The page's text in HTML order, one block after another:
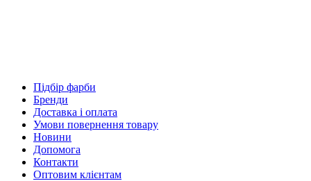
Підбір фарби
Бренди
Доставка і оплата
Умови повернення товару
Новини
Допомога
Контакти
Оптовим клієнтам